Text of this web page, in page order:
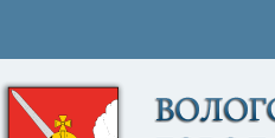
Контакты